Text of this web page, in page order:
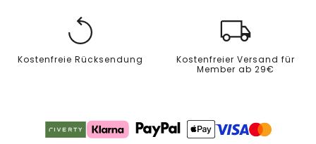
Kostenfreie Rücksendung
Kostenfreier Versand für
Member ab 29€